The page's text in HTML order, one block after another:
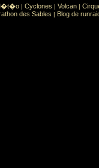
| Cyclones | Volcan |
des Sables | Blog de